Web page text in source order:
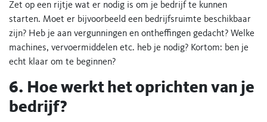
Zet op een rijtje wat er nodig is om je bedrijf te kunnen
starten. Moet er bijvoorbeeld een bedrijfsruimte beschikbaar
zijn? Heb je aan vergunningen en ontheffingen gedacht? Welke
machines, vervoermiddelen etc. heb je nodig? Kortom: ben je
echt klaar om te beginnen?
6. Hoe werkt het oprichten van je
bedrijf?